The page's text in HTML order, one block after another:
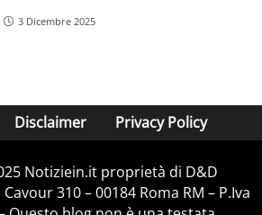
3 Dicembre 2025
Disclaimer Privacy Policy
Notiziein.it proprietà di D&D
310 – 00184 Roma RM – P.Iva